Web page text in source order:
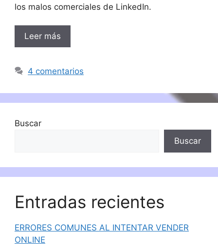
los malos comerciales de LinkedIn.
Leer más
4 comentarios
Buscar
Buscar
Entradas recientes
ERRORES COMUNES AL INTENTAR VENDER
ONLINE